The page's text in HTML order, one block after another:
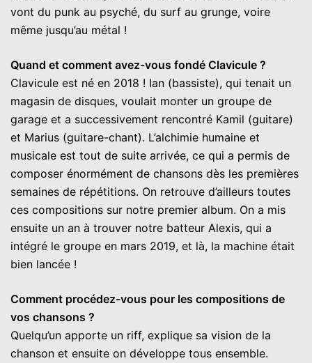
vont du punk au psyché, du surf au grunge, voire
même jusqu’au métal !
Quand et comment avez-vous fondé Clavicule ?
Clavicule est né en 2018 ! Ian (bassiste), qui tenait un
magasin de disques, voulait monter un groupe de
garage et a successivement rencontré Kamil (guitare)
et Marius (guitare-chant). L’alchimie humaine et
musicale est tout de suite arrivée, ce qui a permis de
composer énormément de chansons dès les premières
semaines de répétitions. On retrouve d’ailleurs toutes
ces compositions sur notre premier album. On a mis
ensuite un an à trouver notre batteur Alexis, qui a
intégré le groupe en mars 2019, et là, la machine était
bien lancée !
Comment procédez-vous pour les compositions de
vos chansons ?
Quelqu’un apporte un riff, explique sa vision de la
chanson et ensuite on développe tous ensemble.